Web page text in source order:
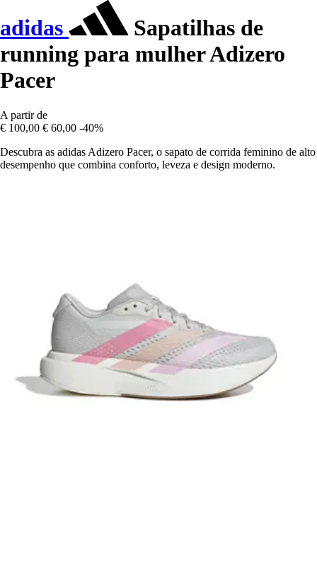
adidas
Sapatilhas de
running para mulher Adizero
Pacer
A partir de
€ 100,00 € 60,00 -40%
Descubra as adidas Adizero Pacer, o sapato de corrida feminino de alto
desempenho que combina conforto, leveza e design moderno.